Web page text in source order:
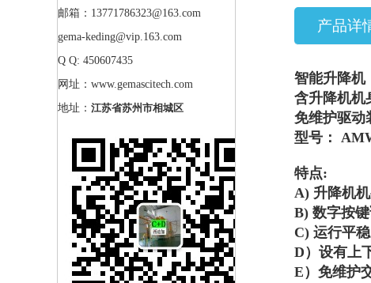
邮箱：13771786323@163.com
gema-keding@vip.163.com
Q Q: 450607435
网址：www.gemascitech.com
地址： 江苏省苏州市相城区
产品详
智能升降机
含升降机机
免维护驱动
型号：
特点:
A) 升降机
B) 数字按
C) 运行平
D）设有上
E）免维护